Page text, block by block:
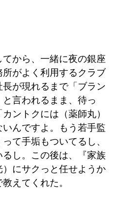
から、一緒に夜の銀座
がよく利用するクラブ
が現れるまで「ブラン
言われるまま、待っ
ントクには（薬師丸）
んですよ。もう若手監
て手垢もついてるし、
し。この後は、『家族
にサクっと任せようか
えてくれた。